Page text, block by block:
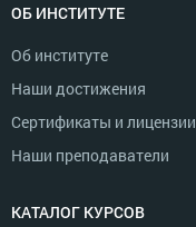
ОБ ИНСТИТУТЕ
Об институте
Наши достижения
Сертификаты и лицензии
Наши преподаватели
КАТАЛОГ КУРСОВ